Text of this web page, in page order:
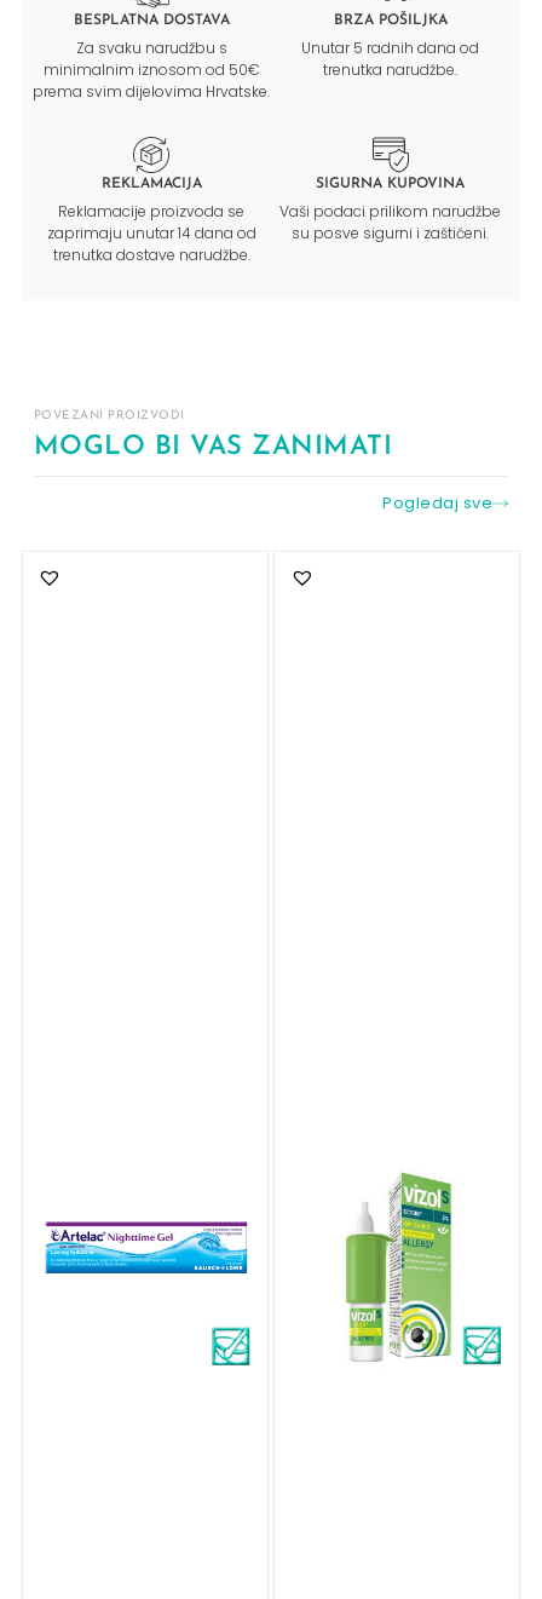
BESPLATNA DOSTAVA
Za svaku narudžbu s
minimalnim iznosom od 50€
prema svim dijelovima Hrvatske.
BRZA POŠILJKA
Unutar 5 radnih dana od
trenutka narudžbe.
REKLAMACIJA
Reklamacije proizvoda se
zaprimaju unutar 14 dana od
trenutka dostave narudžbe.
SIGURNA KUPOVINA
Vaši podaci prilikom narudžbe
su posve sigurni i zaštićeni.
POVEZANI PROIZVODI
MOGLO BI VAS ZANIMATI
Pogledaj sve